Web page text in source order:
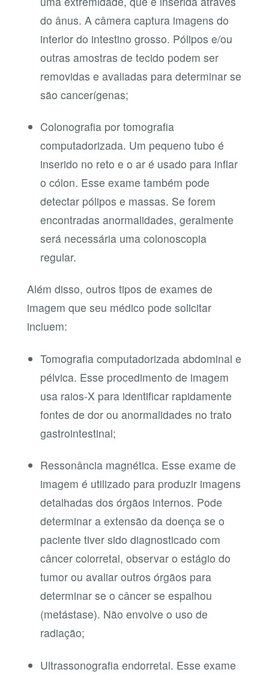
do ânus. A câmera captura imagens do
interior do intestino grosso. Pólipos e/ou
outras amostras de tecido podem ser
removidas e avaliadas para determinar se
são cancerígenas;
Colonografia por tomografia
computadorizada. Um pequeno tubo é
inserido no reto e o ar é usado para inflar
o cólon. Esse exame também pode
detectar pólipos e massas. Se forem
encontradas anormalidades, geralmente
será necessária uma colonoscopia
regular.
Além disso, outros tipos de exames de
imagem que seu médico pode solicitar
incluem:
Tomografia computadorizada abdominal e
pélvica. Esse procedimento de imagem
usa raios-X para identificar rapidamente
fontes de dor ou anormalidades no trato
gastrointestinal;
Ressonância magnética. Esse exame de
imagem é utilizado para produzir imagens
detalhadas dos órgãos internos. Pode
determinar a extensão da doença se o
paciente tiver sido diagnosticado com
câncer colorretal, observar o estágio do
tumor ou avaliar outros órgãos para
determinar se o câncer se espalhou
(metástase). Não envolve o uso de
radiação;
Ultrassonografia endorretal. Esse exame